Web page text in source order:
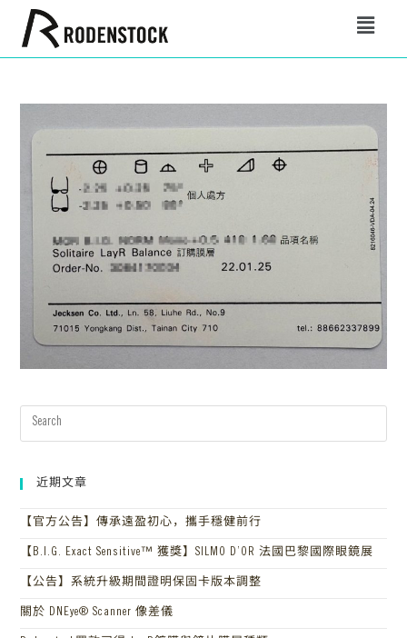
近期文章
【官方公告】傳承遠盈初心，攜手穩健前行
【B.I.G. Exact Sensitive™ 獲獎】SILMO D’OR 法國巴黎國際眼鏡展
【公告】系統升級期間證明保固卡版本調整
關於 DNEye® Scanner 像差儀